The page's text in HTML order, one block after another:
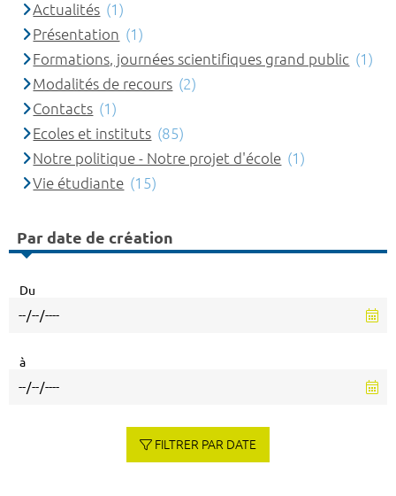
Actualités (1)
Présentation (1)
Formations, journées scientifiques grand public (1)
Modalités de recours (2)
Contacts (1)
Ecoles et instituts (85)
Notre politique - Notre projet d'école (1)
Vie étudiante (15)
Par date de création
Du
à
FILTRER PAR DATE